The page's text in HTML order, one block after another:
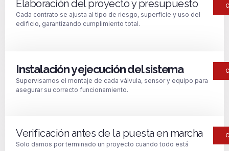
Elaboración del proyecto y presupuesto
Cada contrato se ajusta al tipo de riesgo, superficie y uso del
edificio, garantizando cumplimiento total.
Instalación y ejecución del sistema
Supervisamos el montaje de cada válvula, sensor y equipo para
asegurar su correcto funcionamiento.
Verificación antes de la puesta en marcha
Solo damos por terminado un proyecto cuando todo está